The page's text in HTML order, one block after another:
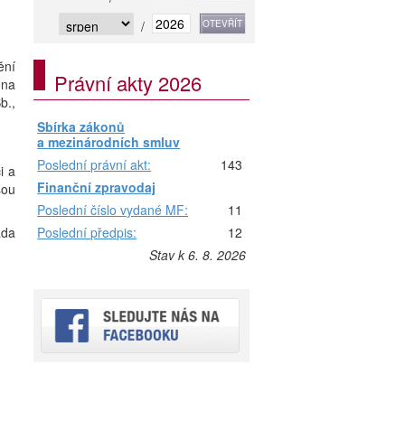
a
/
Právní akty 2026
Sbírka zákonů
a mezinárodních smluv
Poslední právní akt:
143
Finanční zpravodaj
Poslední číslo vydané MF:
11
Poslední předpis:
12
Stav k 6. 8. 2026